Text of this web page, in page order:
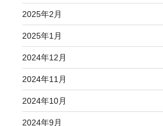
2025年2月
2025年1月
2024年12月
2024年11月
2024年10月
2024年9月